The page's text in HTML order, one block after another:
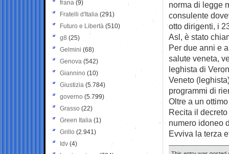
norma di legge
consulente
otto dirigenti, i
Asl, è stato
Per due anni e
salute veneta,
leghista di
Veneto
programmi di
Oltre a un
Recita il
numero idoneo
Evviva la terza
frana (9)
Fratelli d'Italia (291)
Futuro e Libertà (510)
g8 (25)
Gelmini (68)
Genova (542)
Giannino (10)
Giustizia (5.784)
governo (5.799)
Grasso (22)
Green Italia (1)
Grillo (2.941)
Idv (4)